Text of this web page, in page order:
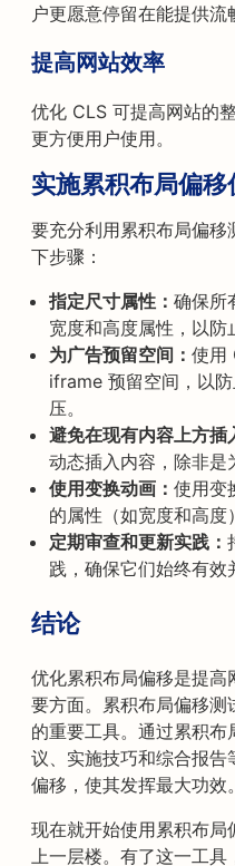
户更愿意停留在能提供流
提高网站效率
优化 CLS 可提高网站的
更方便用户使用。
实施累积布局偏移
要充分利用累积布局偏移
下步骤：
指定尺寸属性： 确保所
宽度和高度属性，以防
为广告预留空间： 使用
iframe 预留空间，以
压。
避免在现有内容上方插
动态插入内容，除非是
使用变换动画： 使用变
的属性（如宽度和高度
定期审查和更新实践：
践，确保它们始终有效
结论
优化累积布局偏移是提
要方面。累积布局偏移测
的重要工具。通过累积
议、实施技巧和综合报告
偏移，使其发挥最大功效。
现在就开始使用累积布局
上一层楼。有了这一工具